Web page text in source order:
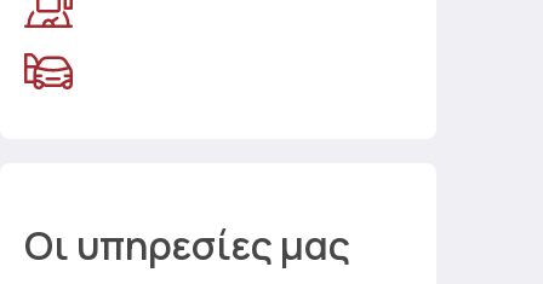
Οι υπηρεσίες μας